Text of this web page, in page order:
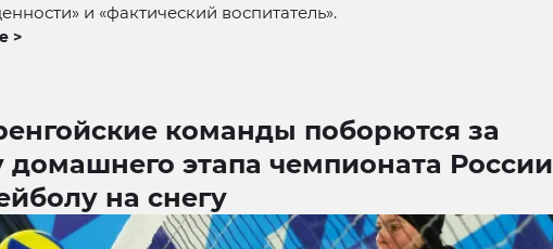
и «фактический воспитатель».
>
команды поборются за
домашнего этапа чемпионата России
на снегу